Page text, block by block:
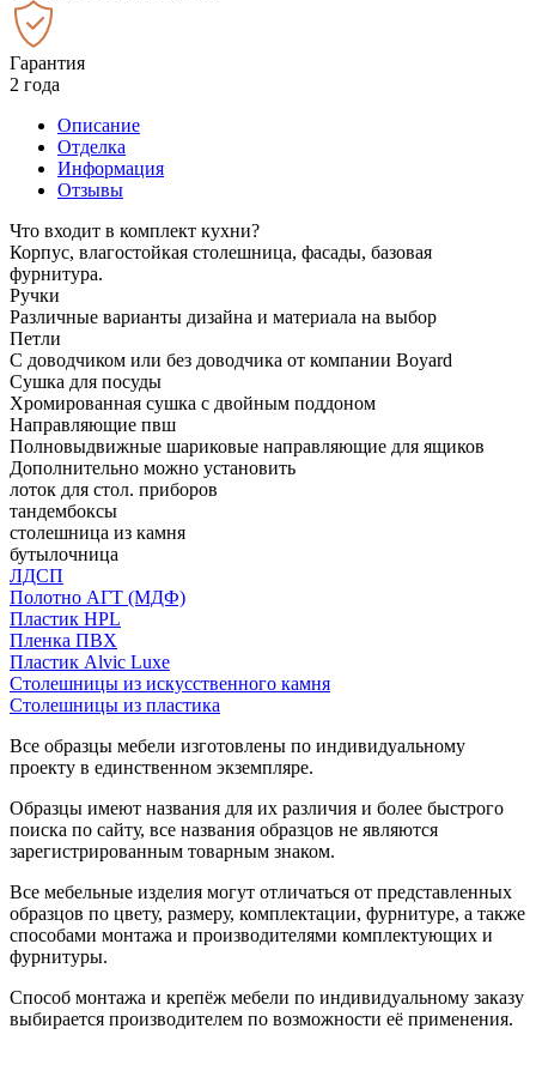
Гарантия
2 года
Описание
Отделка
Информация
Отзывы
Что входит в комплект кухни?
Корпус, влагостойкая столешница, фасады, базовая
фурнитура.
Ручки
Различные варианты дизайна и материала на выбор
Петли
С доводчиком или без доводчика от компании Boyard
Сушка для посуды
Хромированная сушка с двойным поддоном
Направляющие пвш
Полновыдвижные шариковые направляющие для ящиков
Дополнительно можно установить
лоток для стол. приборов
тандембоксы
столешница из камня
бутылочница
ЛДСП
Полотно АГТ (МДФ)
Пластик HPL
Пленка ПВХ
Пластик Alvic Luxe
Столешницы из искусственного камня
Столешницы из пластика
Все образцы мебели изготовлены по индивидуальному
проекту в единственном экземпляре.
Образцы имеют названия для их различия и более быстрого
поиска по сайту, все названия образцов не являются
зарегистрированным товарным знаком.
Все мебельные изделия могут отличаться от представленных
образцов по цвету, размеру, комплектации, фурнитуре, а также
способами монтажа и производителями комплектующих и
фурнитуры.
Способ монтажа и крепёж мебели по индивидуальному заказу
выбирается производителем по возможности её применения.